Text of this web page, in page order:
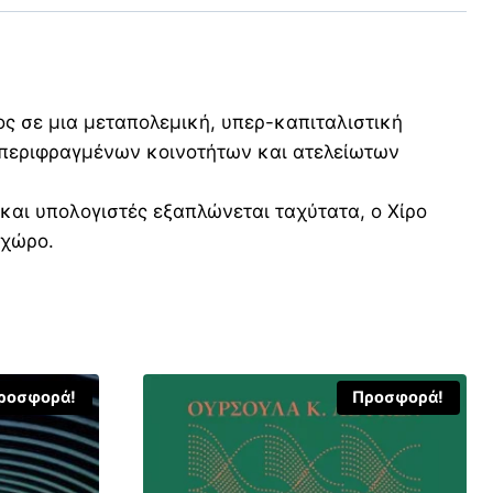
σε μια μεταπολεμική, υπερ-καπιταλιστική
κοινοτήτων και ατελείωτων
υπολογιστές εξαπλώνεται ταχύτατα, ο Χίρο
Προσφορά!